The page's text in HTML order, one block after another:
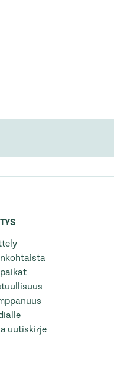
uutiskirje